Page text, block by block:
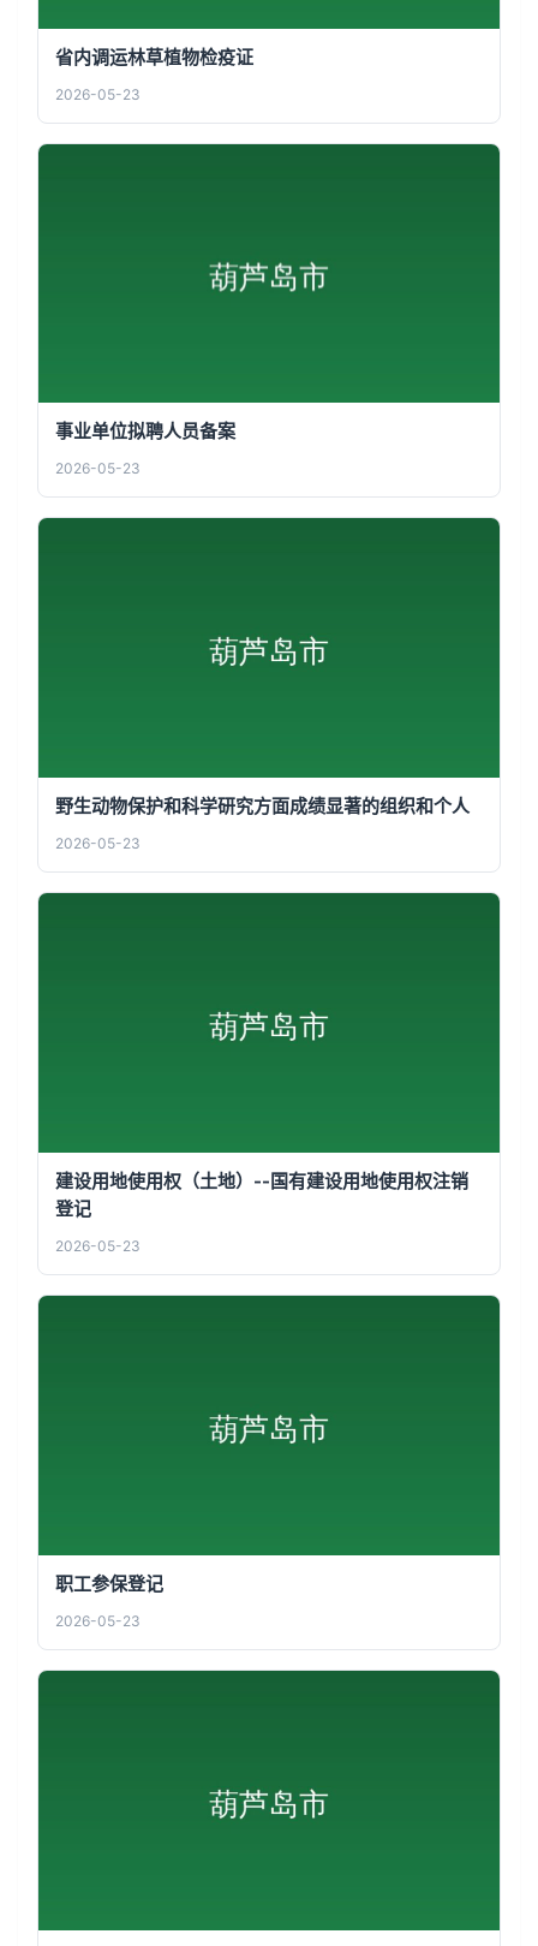
省内调运林草植物检疫证
2026-05-23
事业单位拟聘人员备案
2026-05-23
野生动物保护和科学研究方面成绩显著的组织和个人
2026-05-23
建设用地使用权（土地）--国有建设用地使用权注销
登记
2026-05-23
职工参保登记
2026-05-23